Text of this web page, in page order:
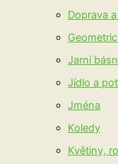
Doprava
Jarní
Jídlo a
Jména
Koledy
Květiny,